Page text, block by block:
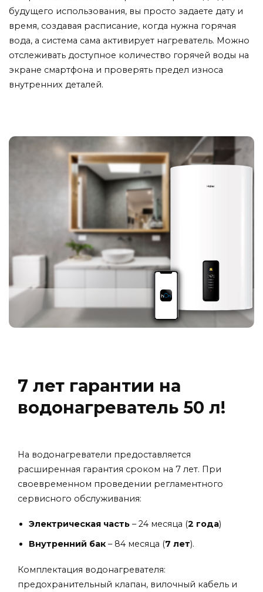
будущего использования, вы просто задаете дату и
время, создавая расписание, когда нужна горячая
вода, а система сама активирует нагреватель. Можно
отслеживать доступное количество горячей воды на
экране смартфона и проверять предел износа
внутренних деталей.
7 лет гарантии на
водонагреватель 50 л!
На водонагреватели предоставляется
расширенная гарантия сроком на 7 лет. При
своевременном проведении регламентного
сервисного обслуживания:
Электрическая часть– 24 месяца (2 года)
Внутренний бак– 84 месяца (7 лет).
Комплектация водонагревателя:
предохранительный клапан, вилочный кабель и